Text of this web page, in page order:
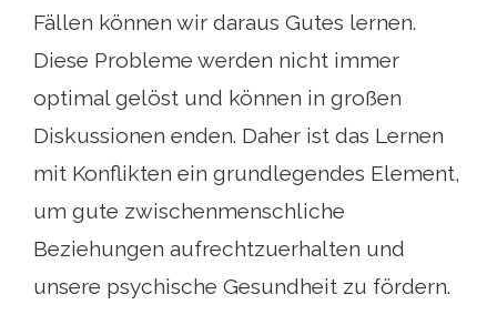
Fällen können wir daraus Gutes lernen.
Diese Probleme werden nicht immer
optimal gelöst und können in großen
Diskussionen enden. Daher ist das Lernen
mit Konflikten ein grundlegendes Element,
um gute zwischenmenschliche
Beziehungen aufrechtzuerhalten und
unsere psychische Gesundheit zu fördern.